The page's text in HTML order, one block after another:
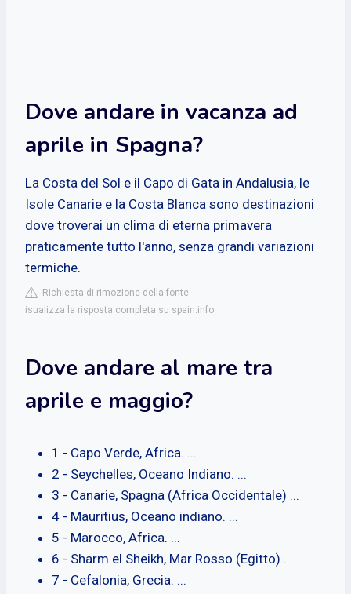
Dove andare in vacanza ad
aprile in Spagna?
La Costa del Sol e il Capo di Gata in Andalusia, le
Isole Canarie e la Costa Blanca sono destinazioni
dove troverai un clima di eterna primavera
praticamente tutto l'anno, senza grandi variazioni
termiche.
Richiesta di rimozione della fonte
isualizza la risposta completa su spain.info
Dove andare al mare tra
aprile e maggio?
1 - Capo Verde, Africa. ...
2 - Seychelles, Oceano Indiano. ...
3 - Canarie, Spagna (Africa Occidentale) ...
4 - Mauritius, Oceano indiano. ...
5 - Marocco, Africa. ...
6 - Sharm el Sheikh, Mar Rosso (Egitto) ...
7 - Cefalonia, Grecia. ...